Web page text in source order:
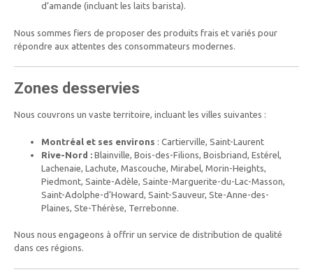
d’amande (incluant les laits barista).
Nous sommes fiers de proposer des produits frais et variés pour
répondre aux attentes des consommateurs modernes.
Zones desservies
Nous couvrons un vaste territoire, incluant les villes suivantes :
Montréal et ses environs : Cartierville, Saint-Laurent
Rive-Nord : Blainville, Bois-des-Filions, Boisbriand, Estérel,
Lachenaie, Lachute, Mascouche, Mirabel, Morin-Heights,
Piedmont, Sainte-Adèle, Sainte-Marguerite-du-Lac-Masson,
Saint-Adolphe-d’Howard, Saint-Sauveur, Ste-Anne-des-
Plaines, Ste-Thérèse, Terrebonne.
Nous nous engageons à offrir un service de distribution de qualité
dans ces régions.